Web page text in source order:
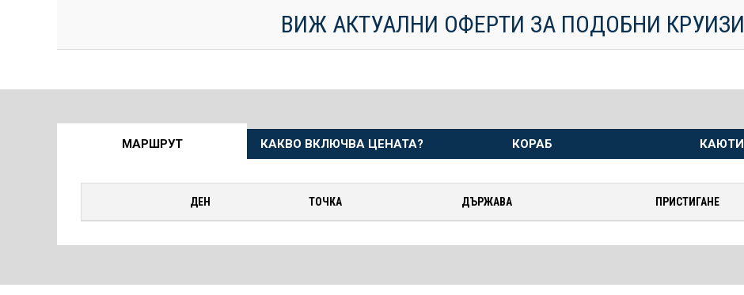
ВИЖ АКТУАЛНИ ОФЕРТИ ЗА ПОДОБНИ КРУИЗИ
МАРШРУТ КАКВО ВКЛЮЧВА ЦЕНАТА? КОРАБ КАЮТИ
ДЕН ТОЧКА ДЪРЖАВА ПРИСТИГАНЕ